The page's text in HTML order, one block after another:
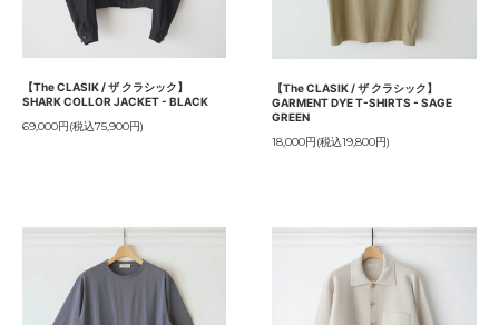
【The CLASIK / ザ クラシック】
SHARK COLLOR JACKET - BLACK
69,000円(税込75,900円)
【The CLASIK / ザ クラシック】
GARMENT DYE T-SHIRTS - SAGE
GREEN
18,000円(税込19,800円)